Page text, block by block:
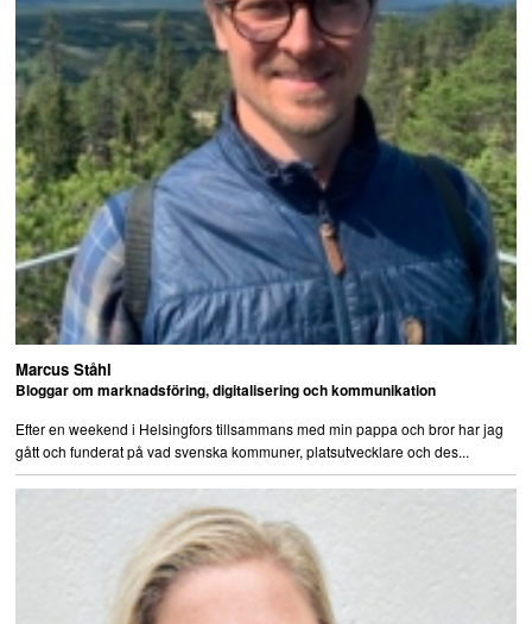
Marcus Ståhl
Bloggar om marknadsföring, digitalisering och kommunikation
Efter en weekend i Helsingfors tillsammans med min pappa och bror har jag
gått och funderat på vad svenska kommuner, platsutvecklare och des...